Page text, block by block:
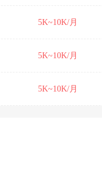
5K~10K/月
5K~10K/月
5K~10K/月